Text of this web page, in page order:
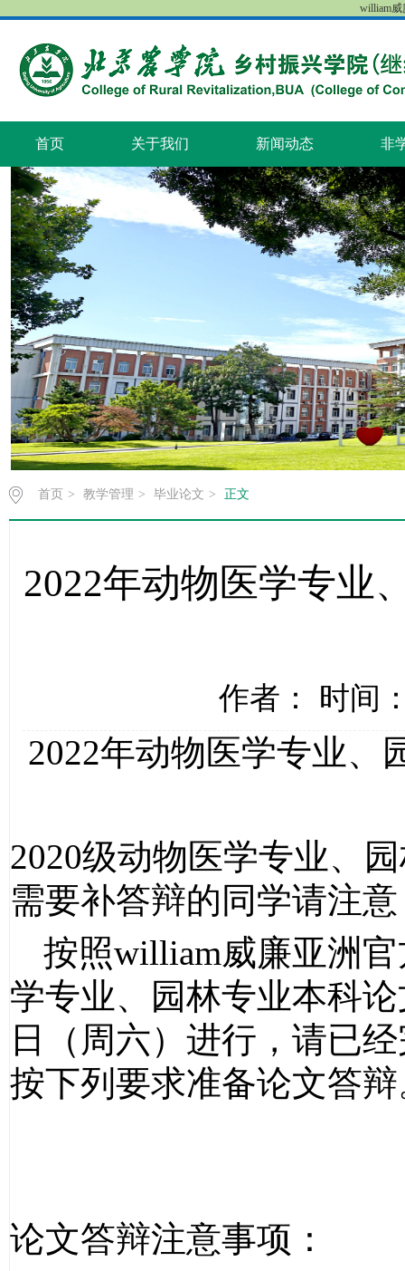
william
首页 关于我们 新闻动态 非
首页 > 教学管理 > 毕业论文 > 正文
2022年动物医学专业
作者： 时间
2022年动物医学专业、
2020级动物医学专业、
需要补答辩的同学请注
按照william威廉亚洲
学专业、园林专业本科
日（周六）进行，请已
按下列要求准备论文答
论文答辩注意事项：